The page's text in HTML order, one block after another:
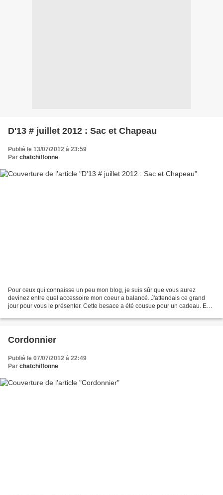
D'13 # juillet 2012 : Sac et Chapeau
Publié le 13/07/2012 à 23:59
Par chatchiffonne
Pour ceux qui connaisse un peu mon blog, je suis sûr que vous aurez
devinez entre quel accessoire mon coeur a balancé. J'attendais ce grand
jour pour vous le présenter. Cette besace a été cousue pour un cadeau. En
Cordonnier
Publié le 07/07/2012 à 22:49
Par chatchiffonne